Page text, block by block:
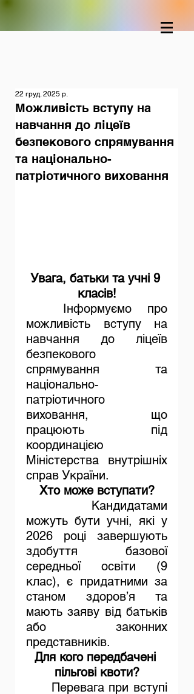
Можливість вступу на
навчання до ліцеїв
безпекового спрямування
та національно-
патріотичного виховання
22 груд. 2025 р.
Увага, батьки та учні 9
класів!
можливість вступу на
навчання до ліцеїв
безпекового
спрямування та
національно-
патріотичного
виховання, що
працюють під
координацією
Міністерства внутрішніх
справ України.
Хто може вступати?
можуть бути учні, які у
2026 році завершують
здобуття базової
середньої освіти (9
клас), є придатними за
станом здоров’я та
мають заяву від батьків
або законних
представників.
Для кого передбачені
пільгові квоти?